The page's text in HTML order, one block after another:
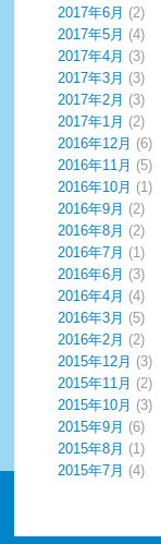
2017年6月 (2)
2017年5月 (4)
2017年4月 (3)
2017年3月 (3)
2017年2月 (3)
2017年1月 (2)
2016年12月 (6)
2016年11月 (5)
2016年10月 (1)
2016年9月 (2)
2016年8月 (2)
2016年7月 (1)
2016年6月 (3)
2016年4月 (4)
2016年3月 (5)
2016年2月 (2)
2015年12月 (3)
2015年11月 (2)
2015年10月 (3)
2015年9月 (6)
2015年8月 (1)
2015年7月 (4)